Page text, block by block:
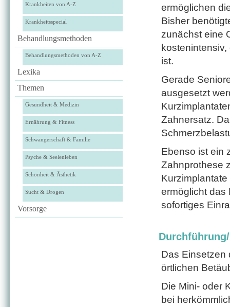
Krankheiten von A-Z
Krankheitsspecial
Behandlungsmethoden
Behandlungsmethoden von A-Z
Lexika
Themen
Gesundheit & Medizin
Ernährung & Fitness
Schwangerschaft & Familie
Psyche & Seelenleben
Schönheit & Ästhetik
Sucht & Drogen
Vorsorge
ermöglichen
Bisher
zunächst eine
ist.
Gerade
ausgesetzt
Zahnersatz.
Ebenso ist ein
Zahnprothese
ermöglicht das
sofortiges
Das Einsetzen
örtlichen
Die Mini- oder
bei